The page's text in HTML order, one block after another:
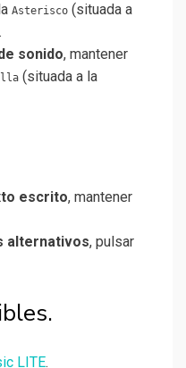
Asterisco (situada a
sonido, mantener
(situada a la
escrito, mantener
alternativos, pulsar
LITE.